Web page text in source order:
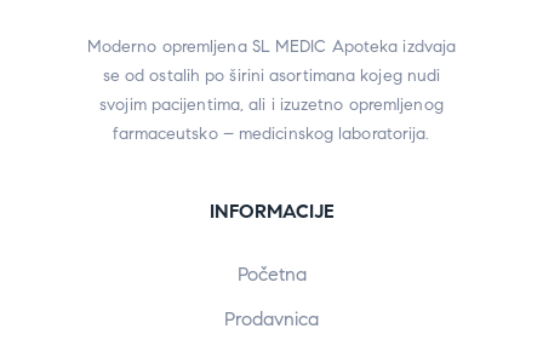
Moderno opremljena SL MEDIC Apoteka izdvaja
se od ostalih po širini asortimana kojeg nudi
svojim pacijentima, ali i izuzetno opremljenog
farmaceutsko – medicinskog laboratorija.
INFORMACIJE
Početna
Prodavnica